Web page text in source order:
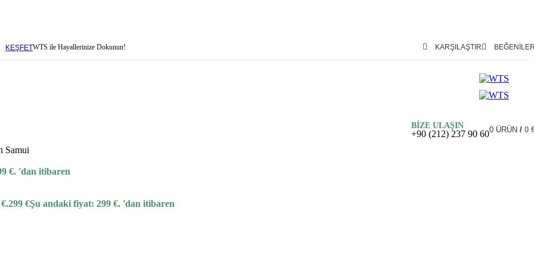
KEŞFETWTS ile Hayallerinize Dokunun! KARŞILAŞTIR
BİZE ULAŞIN
+90 (212) 237 90 600 ÜRÜN / 0
Samui
€. 'dan itibaren
299 €Şu andaki fiyat: 299 €. 'dan itibaren